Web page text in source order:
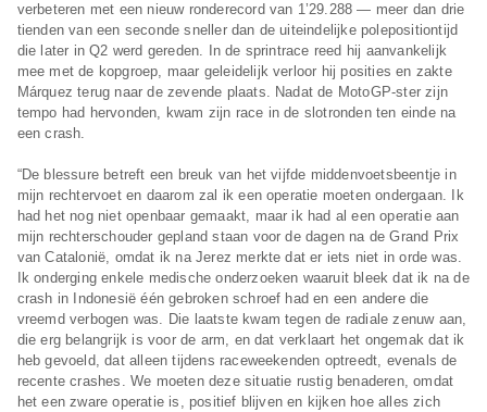
verbeteren met een nieuw ronderecord van 1’29.288 — meer dan drie
tienden van een seconde sneller dan de uiteindelijke polepositiontijd
die later in Q2 werd gereden. In de sprintrace reed hij aanvankelijk
mee met de kopgroep, maar geleidelijk verloor hij posities en zakte
Márquez terug naar de zevende plaats. Nadat de MotoGP-ster zijn
tempo had hervonden, kwam zijn race in de slotronden ten einde na
een crash.
“De blessure betreft een breuk van het vijfde middenvoetsbeentje in
mijn rechtervoet en daarom zal ik een operatie moeten ondergaan. Ik
had het nog niet openbaar gemaakt, maar ik had al een operatie aan
mijn rechterschouder gepland staan voor de dagen na de Grand Prix
van Catalonië, omdat ik na Jerez merkte dat er iets niet in orde was.
Ik onderging enkele medische onderzoeken waaruit bleek dat ik na de
crash in Indonesië één gebroken schroef had en een andere die
vreemd verbogen was. Die laatste kwam tegen de radiale zenuw aan,
die erg belangrijk is voor de arm, en dat verklaart het ongemak dat ik
heb gevoeld, dat alleen tijdens raceweekenden optreedt, evenals de
recente crashes. We moeten deze situatie rustig benaderen, omdat
het een zware operatie is, positief blijven en kijken hoe alles zich